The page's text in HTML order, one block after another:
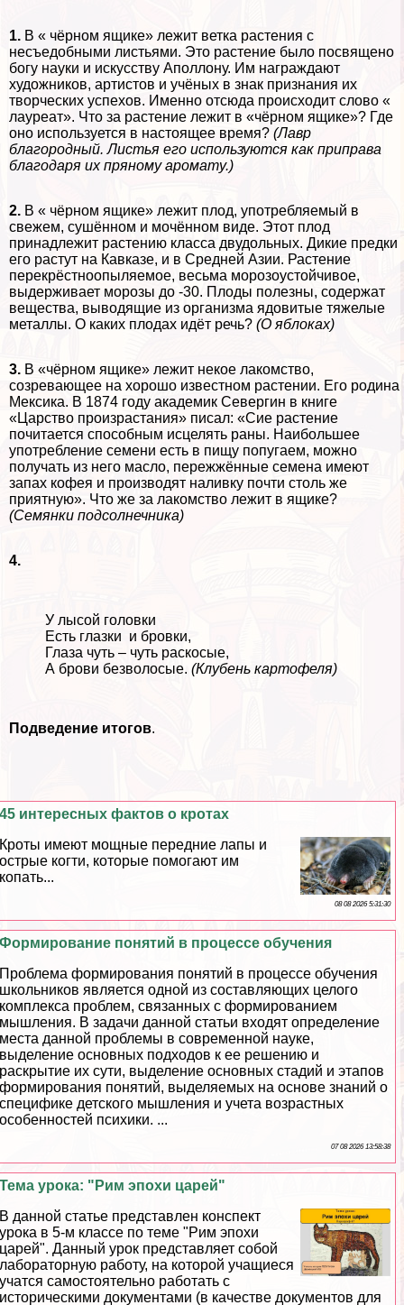
1. В « чёрном ящике» лежит ветка растения с
несъедобными листьями. Это растение было посвящено
богу науки и искусству Аполлону. Им награждают
художников, артистов и учёных в знак признания их
творческих успехов. Именно отсюда происходит слово «
лауреат». Что за растение лежит в «чёрном ящике»? Где
оно используется в настоящее время? (Лавр
благородный. Листья его используются как приправа
благодаря их пряному аромату.)
2. В « чёрном ящике» лежит плод, употрeбляемый в
свежем, сушённом и мочённом виде. Этот плод
принадлежит растению класса двудольных. Дикие предки
его растут на Кавказе, и в Средней Азии. Растение
перекрёстноопыляемое, весьма морозоустойчивое,
выдерживает морозы до -30. Плоды полезны, содержат
вещества, выводящие из организма ядовитые тяжелые
металлы. О каких плодах идёт речь? (О яблоках)
3. В «чёрном ящике» лежит некое лакомство,
созревающее на хорошо известном растении. Его родина
Мексика. В 1874 году академик Севергин в книге
«Царство произрастания» писал: «Сие растение
почитается способным исцелять раны. Наибольшее
употрeбление семени есть в пищу попугаем, можно
получать из него масло, пережжённые семена имеют
запах кофея и производят наливку почти столь же
приятную». Что же за лакомство лежит в ящике?
(Семянки подсолнечника)
4.
У лысой головки
Есть глазки и бровки,
Глаза чуть – чуть раскосые,
А брови безволосые. (Клубень картофеля)
Подведение итогов.
45 интересных фактов о кротах
Кроты имеют мощные передние лапы и
острые когти, которые помогают им
копать...
08 08 2026 5:31:30
Формирование понятий в процессе обучения
Проблема формирования понятий в процессе обучения
школьников является одной из составляющих целого
комплекса проблем, связанных с формированием
мышления. В задачи данной статьи входят определение
места данной проблемы в современной науке,
выделение основных подходов к ее решению и
раскрытие их сути, выделение основных стадий и этапов
формирования понятий, выделяемых на основе знаний о
специфике детского мышления и учета возрастных
особенностей психики. ...
07 08 2026 13:58:38
Тема урока: "Рим эпохи царей"
В данной статье представлен конспект
урока в 5-м классе по теме "Рим эпохи
царей". Данный урок представляет собой
лабораторную работу, на которой учащиеся
учатся самостоятельно работать с
историческими документами (в качестве документов для